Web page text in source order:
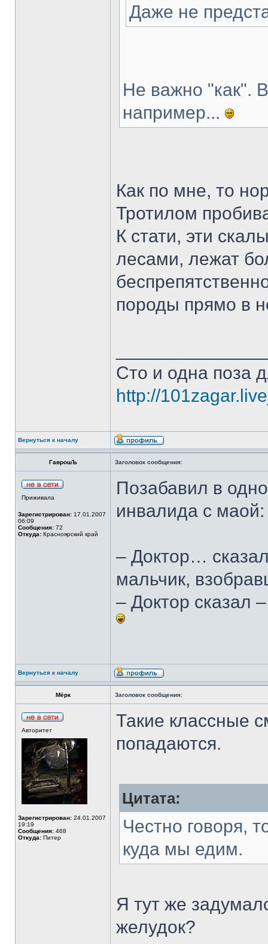
Даже не
Не важно "как".
например...
Как по мне, то
Тротилом
К стати, эти
лесами, лежат
породы прямо в
Сто и одна поза
http://
Вернуться к началу
ГаврошЪ Заголовок сообщения:
Приживала
Зарегистрирован: 17.01.2007
06:09
Сообщения: 72
Откуда: Красноярский край
Позабавил в
инвалида с маой:
– Доктор…
мальчик,
– Доктор сказал
Вернуться к началу
Мёрк Заголовок сообщения:
Авторитет
Зарегистрирован: 24.01.2007
19:19
Сообщения: 468
Откуда: Питер
Такие классные
попадаются.
Цитата:
Честно говоря,
куда мы едим.
Я тут же
желудок?